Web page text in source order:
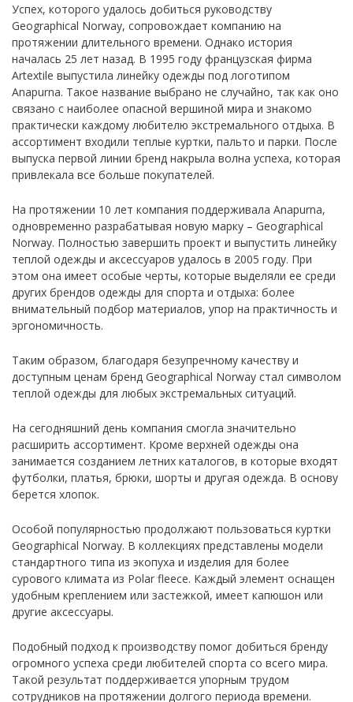
Успех, которого удалось добиться руководству
Geographical Norway, сопровождает компанию на
протяжении длительного времени. Однако история
началась 25 лет назад. В 1995 году французская фирма
Artextile выпустила линейку одежды под логотипом
Anapurna. Такое название выбрано не случайно, так как оно
связано с наиболее опасной вершиной мира и знакомо
практически каждому любителю экстремального отдыха. В
ассортимент входили теплые куртки, пальто и парки. После
выпуска первой линии бренд накрыла волна успеха, которая
привлекала все больше покупателей.
На протяжении 10 лет компания поддерживала Anapurna,
одновременно разрабатывая новую марку – Geographical
Norway. Полностью завершить проект и выпустить линейку
теплой одежды и аксессуаров удалось в 2005 году. При
этом она имеет особые черты, которые выделяли ее среди
других брендов одежды для спорта и отдыха: более
внимательный подбор материалов, упор на практичность и
эргономичность.
Таким образом, благодаря безупречному качеству и
доступным ценам бренд Geographical Norway стал символом
теплой одежды для любых экстремальных ситуаций.
На сегодняшний день компания смогла значительно
расширить ассортимент. Кроме верхней одежды она
занимается созданием летних каталогов, в которые входят
футболки, платья, брюки, шорты и другая одежда. В основу
берется хлопок.
Особой популярностью продолжают пользоваться куртки
Geographical Norway. В коллекциях представлены модели
стандартного типа из экопуха и изделия для более
сурового климата из Pоlar fleece. Каждый элемент оснащен
удобным креплением или застежкой, имеет капюшон или
другие аксессуары.
Подобный подход к производству помог добиться бренду
огромного успеха среди любителей спорта со всего мира.
Такой результат поддерживается упорным трудом
сотрудников на протяжении долгого периода времени.